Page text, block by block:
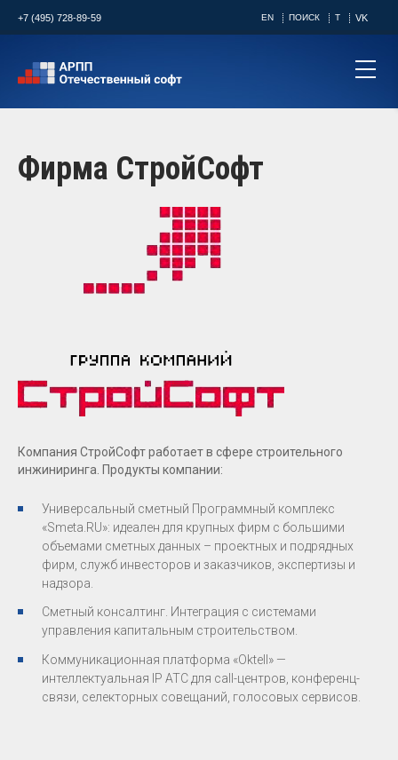
+7 (495) 728-89-59 EN ПОИСК T VK
Фирма СтройСофт
Компания СтройСофт работает в сфере строительного
инжиниринга. Продукты компании:
Универсальный сметный Программный комплекс
«Smeta.RU»: идеален для крупных фирм с большими
объемами сметных данных – проектных и подрядных
фирм, служб инвесторов и заказчиков, экспертизы и
надзора.
Сметный консалтинг. Интеграция с системами
управления капитальным строительством.
Коммуникационная платформа «Oktell» —
интеллектуальная IP АТС для call-центров, конференц-
связи, селекторных совещаний, голосовых сервисов.